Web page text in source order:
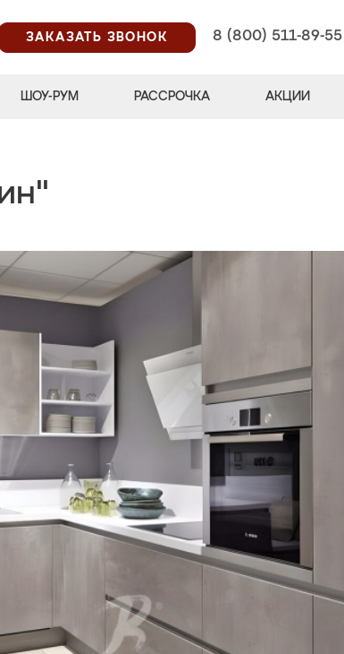
ЗАКАЗАТЬ ЗВОНОК
8 (800) 511-89-55
ШОУ-РУМ РАССРОЧКА АКЦИИ